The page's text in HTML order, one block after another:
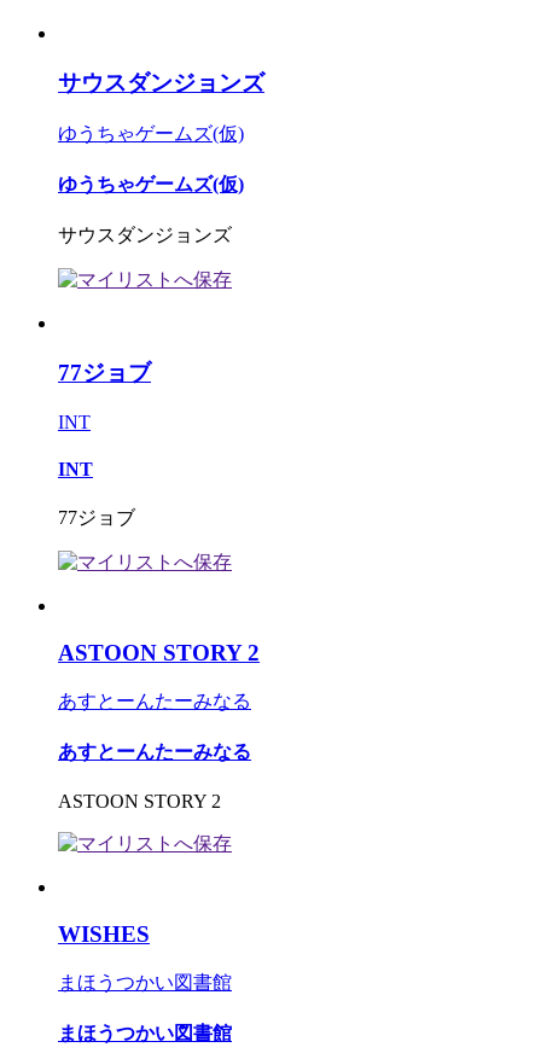
サウスダンジョンズ
ゆうちゃゲームズ(仮)
ゆうちゃゲームズ(仮)
サウスダンジョンズ
77ジョブ
INT
INT
77ジョブ
ASTOON STORY 2
あすとーんたーみなる
あすとーんたーみなる
ASTOON STORY 2
WISHES
まほうつかい図書館
まほうつかい図書館